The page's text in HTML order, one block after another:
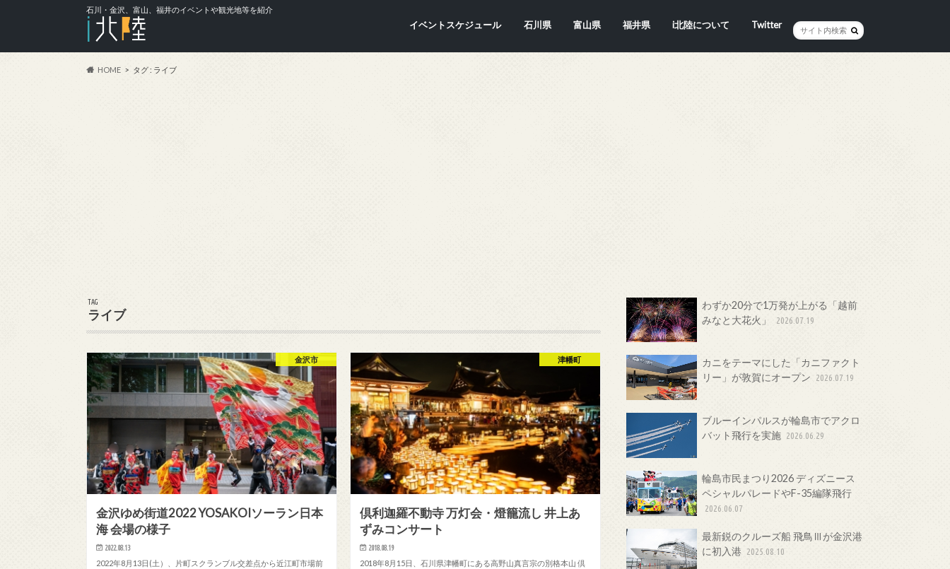
石川・金沢、富山、福井のイベントや観光地等を紹介
イベントスケジュール 石川県 富山県 福井県 i北陸について Twitter
HOME タグ : ライブ
TAG
ライブ
金沢市
金沢ゆめ街道2022 YOSAKOIソーラン日本
海 会場の様子
2022.08.13
2022年8月13日(土）、片町スクランブル交差点から近江町市場前
津幡町
倶利迦羅不動寺 万灯会・燈籠流し 井上あ
ずみコンサート
2018.08.19
2018年8月15日、石川県津幡町にある高野山真言宗の別格本山 倶
わずか20分で1万発が上がる「越前
みなと大花火」
2026.07.19
カニをテーマにした「カニファクト
リー」が敦賀にオープン
2026.07.19
ブルーインパルスが輪島市でアクロ
バット飛行を実施 2026.06.29
輪島市民まつり2026 ディズニース
ペシャルパレードやF-35編隊飛行
2026.06.07
最新鋭のクルーズ船 飛鳥Ⅲが金沢港
に初入港 2025.08.10